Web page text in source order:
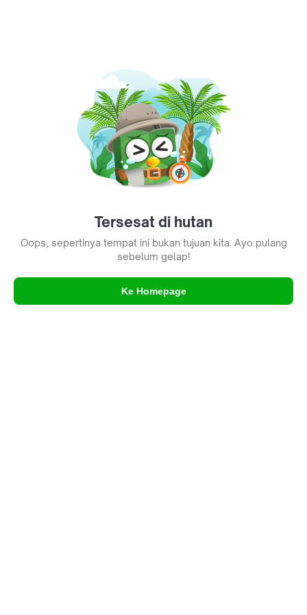
Tersesat di hutan
Oops, sepertinya tempat ini bukan tujuan kita. Ayo pulang
sebelum gelap!
Ke Homepage